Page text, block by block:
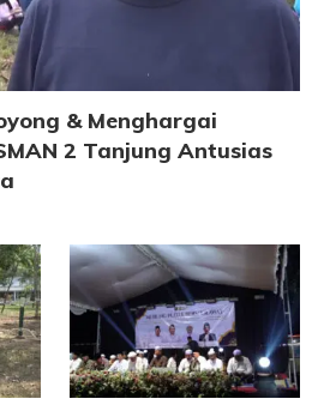
& Menghargai
2 Tanjung Antusias